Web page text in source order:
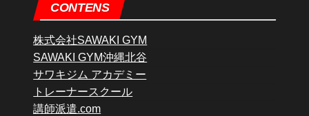
CONTENS
株式会社SAWAKI GYM
SAWAKI GYM沖縄北谷
サワキジム アカデミー
トレーナースクール
講師派遣.com